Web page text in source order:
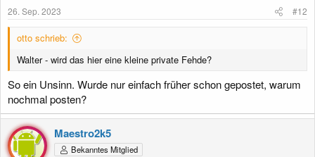
n
26. Sep. 2023 #12
otto schrieb:
Walter - wird das hier eine kleine private Fehde?
So ein Unsinn. Wurde nur einfach früher schon gepostet, warum
nochmal posten?
Maestro2k5
Bekanntes Mitglied